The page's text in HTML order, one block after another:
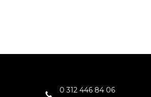
0 312 446 84 06